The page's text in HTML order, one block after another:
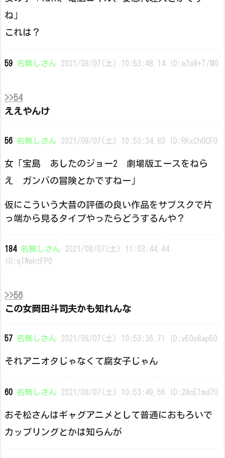
ね」
これは？
59 名無しさん 2021/08/07(土) 10:53:48.14 ID:e7o9+T/M0
>>54
ええやんけ
56 名無しさん 2021/08/07(土) 10:53:34.83 ID:RKxCh0CF0
女「宝島 あしたのジョー2 劇場版エースをねら
え ガンバの冒険とかですねー」
仮にこういう大昔の評価の良い作品をサブスクで片
っ端から見るタイプやったらどうするんや？
184 名無しさん 2021/08/07(土) 11:03:44.44
ID:q1WehtFP0
>>56
この女岡田斗司夫かも知れんな
57 名無しさん 2021/08/07(土) 10:53:36.71 ID:vE0o8ap50
それアニオタじゃなくて腐女子じゃん
60 名無しさん 2021/08/07(土) 10:53:49.56 ID:28cE1md70
おそ松さんはギャグアニメとして普通におもろいで
カップリングとかは知らんが